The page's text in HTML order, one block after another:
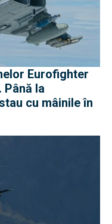
Eurofighter
la
cu mâinile în